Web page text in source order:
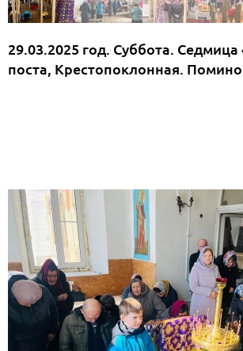
29.03.2025 год. Суббота. Седмица
поста, Крестопоклонная.